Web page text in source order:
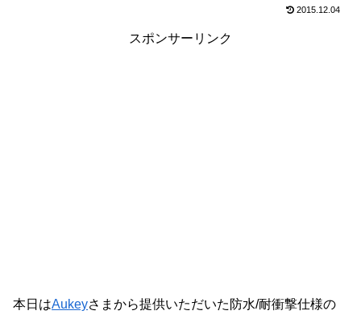
2015.12.04
スポンサーリンク
本日はAukeyさまから提供いただいた防水/耐衝撃仕様の